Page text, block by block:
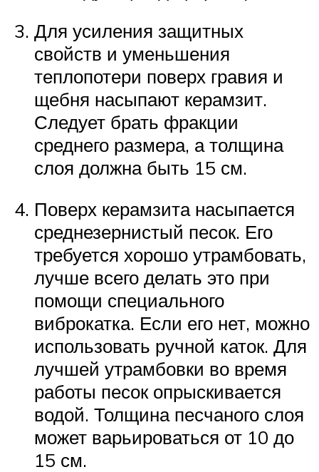
Для усиления защитных
свойств и уменьшения
теплопотери поверх гравия и
щебня насыпают керамзит.
Следует брать фракции
среднего размера, а толщина
слоя должна быть 15 см.
Поверх керамзита насыпается
среднезернистый песок. Его
требуется хорошо утрамбовать,
лучше всего делать это при
помощи специального
виброкатка. Если его нет, можно
использовать ручной каток. Для
лучшей утрамбовки во время
работы песок опрыскивается
водой. Толщина песчаного слоя
может варьироваться от 10 до
15 см.